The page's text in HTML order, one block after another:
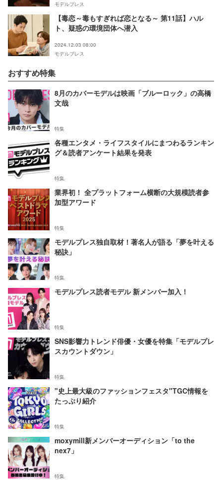
モデルプレス
【毒恋～毒もすぎれば恋となる～ 第11話】ハル
ト、疑惑の環境団体へ潜入
2024.12.03 08:00
モデルプレス
おすすめ特集
8月のカバーモデルは映画「ブルーロック」の高橋
文哉
特集
各種エンタメ・ライフスタイルにまつわるランキン
グ＆読者アンケート結果を発表
特集
業界初！ 全プラットフォーム横断の大規模読者参
加型アワード
特集
モデルプレス独自取材！著名人が語る「夢を叶える
秘訣」
特集
モデルプレス読者モデル 新メンバー加入！
特集
SNS影響力トレンド俳優・女優を特集「モデルプレ
スカウントダウン」
特集
"史上最大級のファッションフェスタ"TGC情報を
たっぷり紹介
特集
moxymill新メンバーオーディション「to the
nex7」
特集